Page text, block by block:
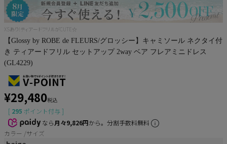
XSあり!ティアードフリルがCUTE☆
【Glossy by ROBE de FLEURS/グロッシー】キャミソール ネクタイ付
き ティアードフリル セットアップ 2way ベア フレアミニドレス
(GL4229)
¥29,480税込
[ 295 ポイント付与 ]
なら月々9,826円から。分割手数料無料
カラー
サイズ